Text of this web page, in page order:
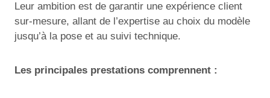
Leur ambition est de garantir une expérience client
sur-mesure, allant de l’expertise au choix du modèle
jusqu’à la pose et au suivi technique.
Les principales prestations comprennent :